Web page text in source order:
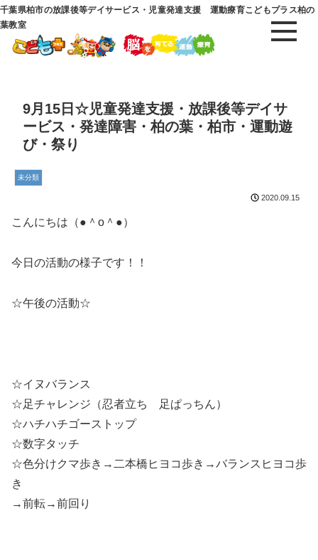
千葉県柏市の放課後等デイサービス・児童発達支援 運動療育こどもプラス柏の
葉教室
9月15日☆児童発達支援・放課後等デイサ
ービス・発達障害・柏の葉・柏市・運動遊
び・祭り
未分類
2020.09.15
こんにちは（●＾o＾●）
今日の活動の様子です！！
☆午後の活動☆
☆イヌバランス
☆足チャレンジ（忍者立ち 足ぱっちん）
☆ハチハチゴーストップ
☆数字タッチ
☆色分けクマ歩き→二本橋ヒヨコ歩き→バランスヒヨコ歩
き
→前転→前回り